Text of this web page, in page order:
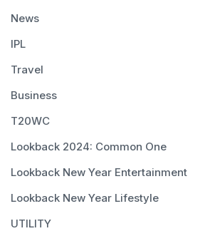
News
IPL
Travel
Business
T20WC
Lookback 2024: Common One
Lookback New Year Entertainment
Lookback New Year Lifestyle
UTILITY